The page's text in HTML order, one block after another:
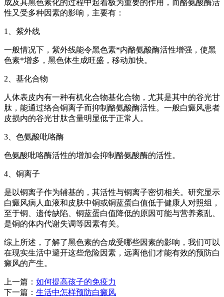
成及其黑色素化的过程中起着极为重要的作用，而酪氨酸酶活
性又受多种因素的影响，主要有：
1、紫外线
一般情况下，紫外线能令黑色素*内酪氨酸酶活性增强，使黑
色素*增多，黑色体生成旺盛，移动加快。
2、基化合物
人体表皮内有一种有机化合物基化合物，尤其是其中的谷光甘
肽，能通过络合铜离子而抑制酪氨酸酶活性。一般白癜风患者
皮损内的谷光甘肽含量明显低于正常人。
3、色氨酸吡咯酶
色氨酸吡咯酶活性的增加会抑制酪氨酸酶的活性。
4、铜离子
是以铜离子作为辅基的，其活性与铜离子密切相关。研究显示
白癜风病人血液和皮肤中铜或铜蓝蛋白值低于健康人对照组，
至于铜、遗传缺陷、铜蓝蛋白值降低的原因可能与营养紊乱、
是铜的体内代谢失调等因素有关。
综上所述，了解了黑色素的合成受哪些因素的影响，我们可以
在现实生活中避开这些危险因素，远离他们才能有效的预防白
癜风的产生。
上一篇： 如何提高孩子的免疫力
下一篇： 生活中怎样预防白癜风